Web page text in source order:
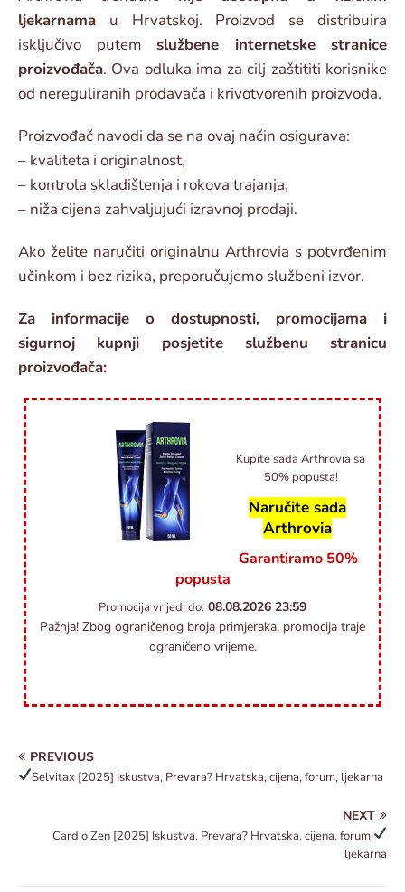
ljekarnama u Hrvatskoj. Proizvod se distribuira
isključivo putem službene internetske stranice
proizvođača. Ova odluka ima za cilj zaštititi korisnike
od nereguliranih prodavača i krivotvorenih proizvoda.
Proizvođač navodi da se na ovaj način osigurava:
– kvaliteta i originalnost,
– kontrola skladištenja i rokova trajanja,
– niža cijena zahvaljujući izravnoj prodaji.
Ako želite naručiti originalnu Arthrovia s potvrđenim
učinkom i bez rizika, preporučujemo službeni izvor.
Za informacije o dostupnosti, promocijama i
sigurnoj kupnji posjetite službenu stranicu
proizvođača:
Kupite sada Arthrovia sa
50% popusta!
Naručite sada
Arthrovia
Garantiramo 50%
popusta
Promocija vrijedi do: 08.08.2026 23:59
Pažnja! Zbog ograničenog broja primjeraka, promocija traje
ograničeno vrijeme.
PREVIOUS
Selvitax [2025] Iskustva, Prevara? Hrvatska, cijena, forum, ljekarna
NEXT
Cardio Zen [2025] Iskustva, Prevara? Hrvatska, cijena, forum,
ljekarna